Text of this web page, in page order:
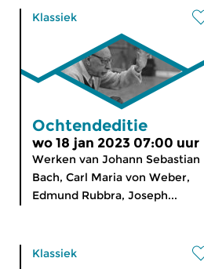
Klassiek
Ochtendeditie
wo 18 jan 2023 07:00 uur
Werken van Johann Sebastian
Bach, Carl Maria von Weber,
Edmund Rubbra, Joseph...
Klassiek